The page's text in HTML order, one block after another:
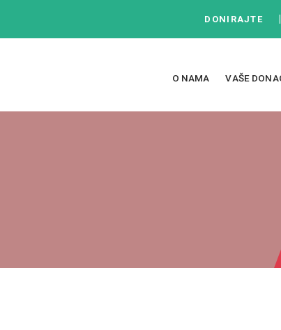
DONIRAJTE
O NAMA VAŠE